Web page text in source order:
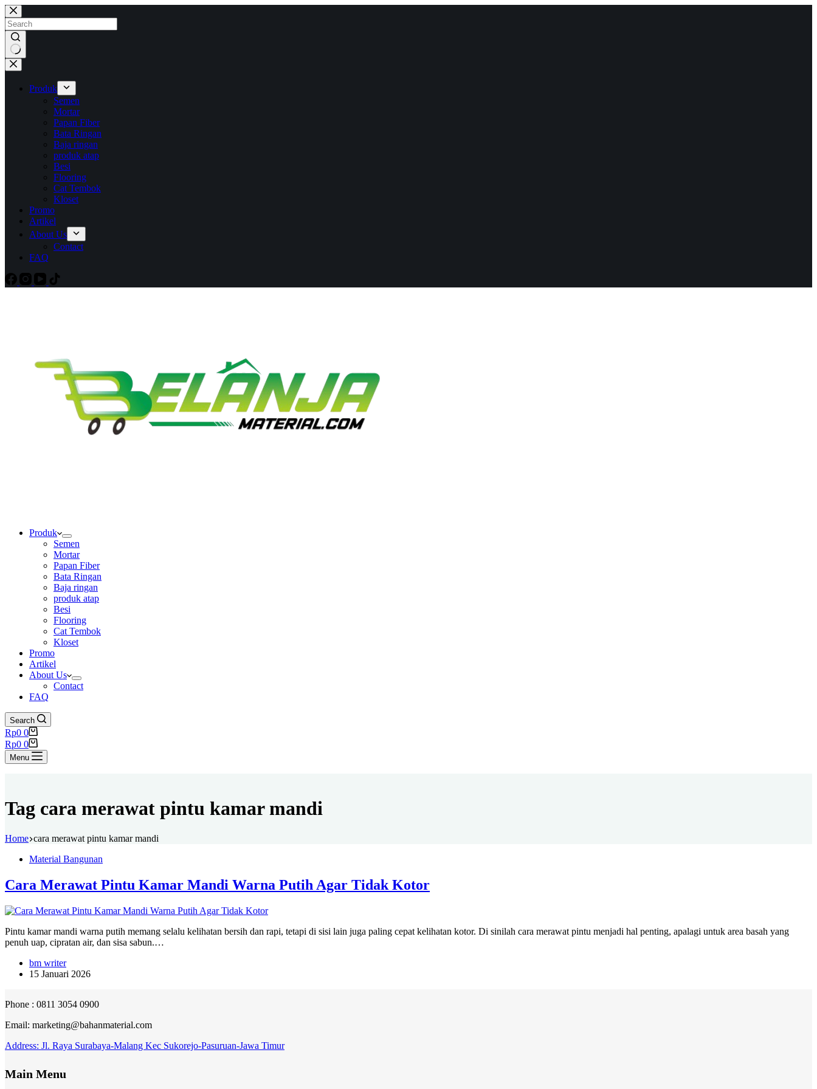
Skip
to
content
No
results
Produk
Semen
Mortar
Papan Fiber
Bata Ringan
Baja ringan
produk atap
Besi
Flooring
Cat Tembok
Kloset
Promo
Artikel
About Us
Contact
FAQ
Produk
Semen
Mortar
Papan Fiber
Bata Ringan
Baja ringan
produk atap
Besi
Flooring
Cat Tembok
Kloset
Promo
Artikel
About Us
Contact
FAQ
Search
Shopping
cart
Rp0 0
Shopping
cart
Rp0 0
Menu
Tag cara merawat pintu kamar mandi
Home cara merawat pintu kamar mandi
Material Bangunan
Cara Merawat Pintu Kamar Mandi Warna Putih Agar Tidak Kotor
Pintu kamar mandi warna putih memang selalu kelihatan bersih dan rapi, tetapi di sisi lain juga paling cepat kelihatan kotor. Di sinilah cara merawat pintu menjadi hal penting, apalagi untuk area basah yang
penuh uap, cipratan air, dan sisa sabun.…
bm writer
15 Januari 2026
Phone : 0811 3054 0900
Email: marketing@bahanmaterial.com
Address: Jl. Raya Surabaya-Malang Kec Sukorejo-Pasuruan-Jawa Timur
Main Menu